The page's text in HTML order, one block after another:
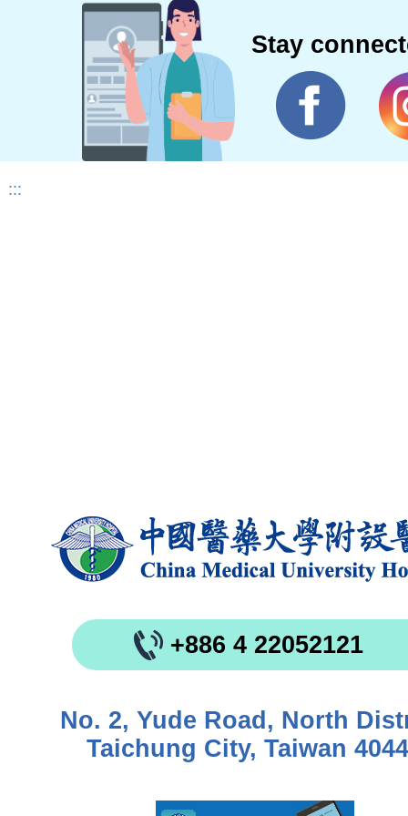
Stay
:::
+886 4 22052121
No. 2, Yude Road, North
Taichung City, Taiwan